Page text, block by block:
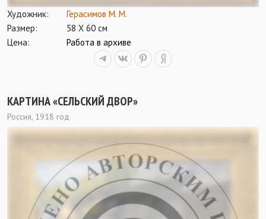
Художник:
Герасимов М. М.
Размер:
58 Х 60 см
Цена:
Работа в архиве
КАРТИНА «СЕЛЬСКИЙ ДВОР»
Россия, 1918 год